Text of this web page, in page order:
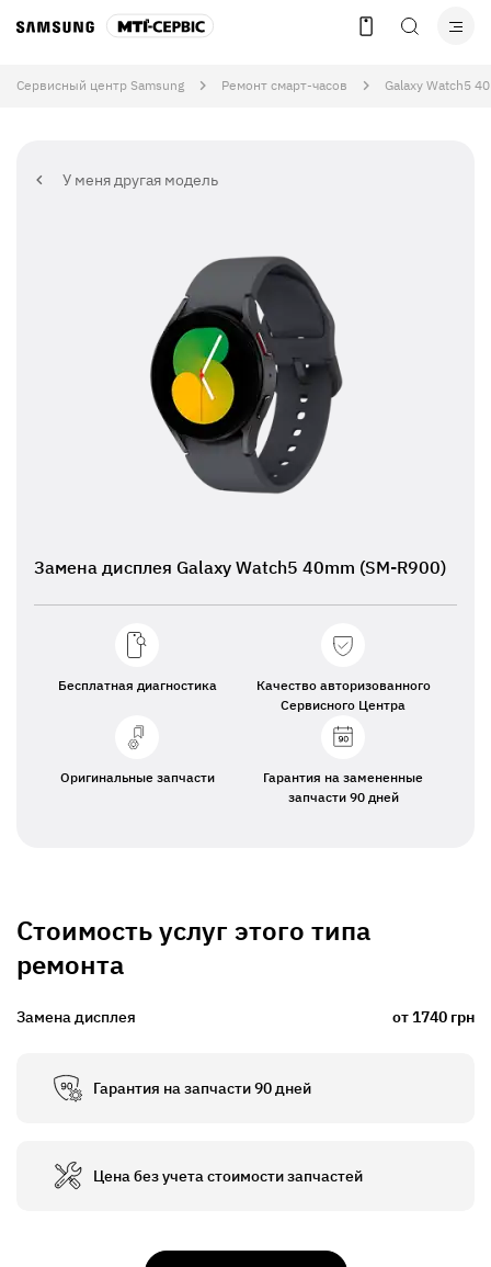
Сервисный центр Samsung Ремонт смарт-часов Galaxy Watch5
У меня другая модель
Замена дисплея Galaxy Watch5 40mm (SM-R900)
Бесплатная диагностика
Качество авторизованного
Сервисного Центра
Оригинальные запчасти
Гарантия на замененные
запчасти 90 дней
Стоимость услуг этого типа
ремонта
Замена дисплея от 1740 грн
Гарантия на запчасти 90 дней
Цена без учета стоимости запчастей